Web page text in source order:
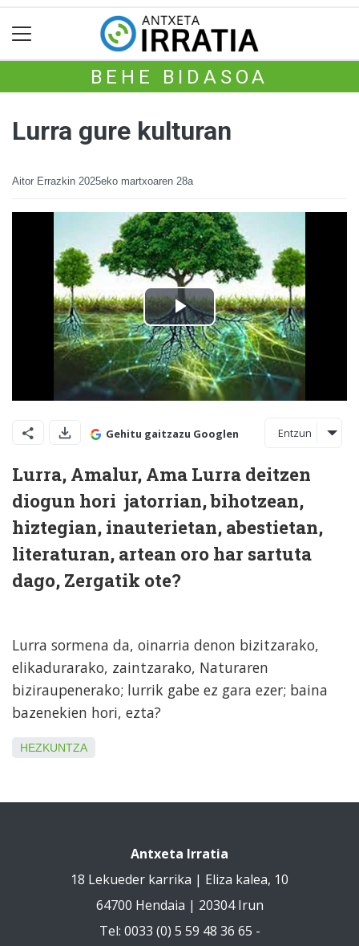
BEHE BIDASOA
Lurra gure kulturan
Aitor Errazkin 2025eko martxoaren 28a
Gehitu gaitzazu Googlen Entzun
Lurra, Amalur, Ama Lurra deitzen
diogun hori jatorrian, bihotzean,
hiztegian, inauterietan, abestietan,
literaturan, artean oro har sartuta
dago, Zergatik ote?
Lurra sormena da, oinarria denon bizitzarako,
elikadurarako, zaintzarako, Naturaren
biziraupenerako; lurrik gabe ez gara ezer; baina
bazenekien hori, ezta?
HEZKUNTZA
Antxeta Irratia
18 Lekueder karrika | Eliza kalea, 10
64700 Hendaia | 20304 Irun
Tel: 0033 (0) 5 59 48 36 65 -